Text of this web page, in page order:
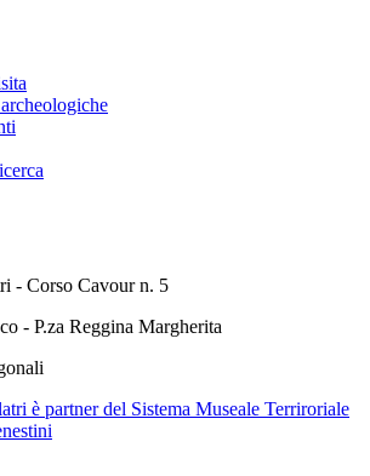
- Corso Cavour n. 5
- P.za Reggina Margherita
è partner del Sistema Museale Terriroriale